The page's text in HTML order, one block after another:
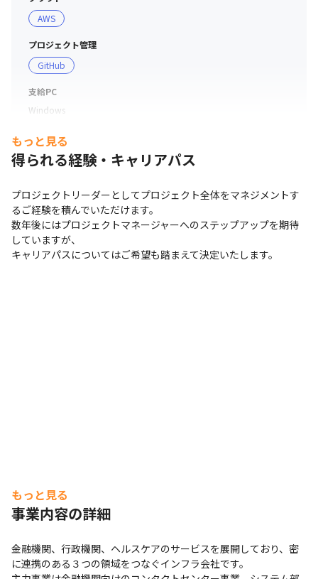
AWS
プロジェクト管理
GitHub
支給PC
Windows
もっと見る
得られる経験・キャリアパス
プロジェクトリーダーとしてプロジェクト全体をマネジメントす
るご経験を積んでいただけます。
数年後にはプロジェクトマネージャーへのステップアップを期待
していますが、
キャリアパスについてはご希望も踏まえて決定いたします。
もっと見る
事業内容の詳細
金融機関、行政機関、ヘルスケアのサービスを展開しており、密
に連携のある３つの領域をつなぐインフラ会社です。